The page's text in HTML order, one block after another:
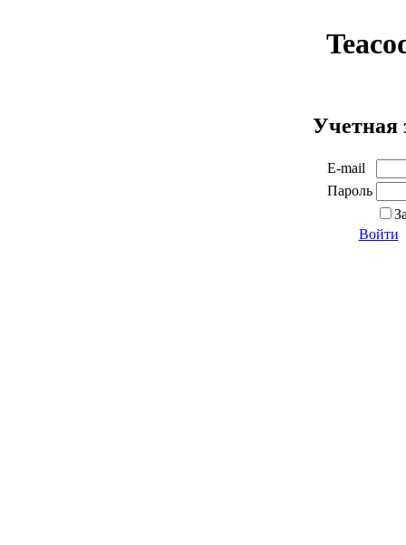
Учетная
E-mail
Пароль
Войти